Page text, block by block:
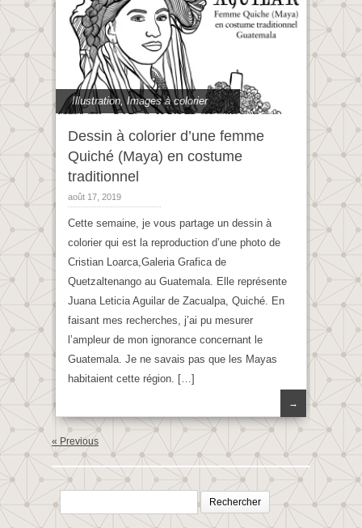
Illustration,Images à colorier
Dessin à colorier d’une femme
Quiché (Maya) en costume
traditionnel
août 17, 2019
Cette semaine, je vous partage un dessin à
colorier qui est la reproduction d’une photo de
Cristian Loarca,Galeria Grafica de
Quetzaltenango au Guatemala. Elle représente
Juana Leticia Aguilar de Zacualpa, Quiché. En
faisant mes recherches, j’ai pu mesurer
l’ampleur de mon ignorance concernant le
Guatemala. Je ne savais pas que les Mayas
habitaient cette région. […]
→
« Previous
Rechercher :